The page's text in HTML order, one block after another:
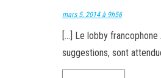
mars 5, 2014 à 9h56
[…] Le lobby
suggestions, sont